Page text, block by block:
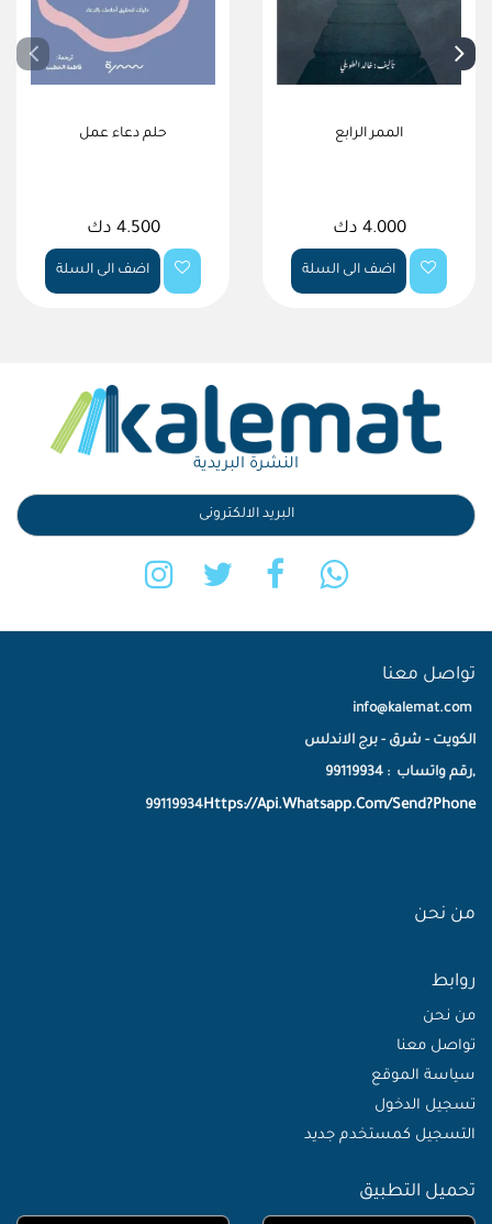
حلم دعاء عمل
4.500 دك
اضف الى السلة
الممر الرابع
4.000 دك
اضف الى السلة
النشرة البريدية
تواصل معنا
info@kalemat.com
الكويت - شرق - برج الاندلس
,رقم واتساب : 99119934
Https://Api.Whatsapp.Com/Send?Phone
99119934
من نحن
روابط
من نحن
تواصل معنا
سياسة الموقع
تسجيل الدخول
التسجيل كمستخدم جديد
تحميل التطبيق